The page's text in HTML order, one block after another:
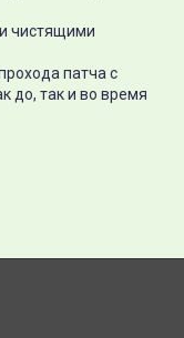
чистящими
патча с
до, так и во время